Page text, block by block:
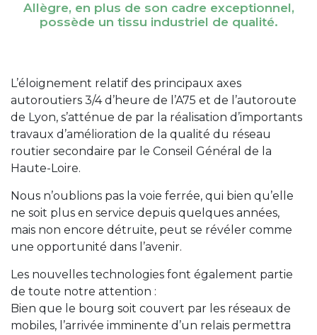
Allègre, en plus de son cadre exceptionnel,
possède un tissu industriel de qualité.
L’éloignement relatif des principaux axes
autoroutiers 3/4 d’heure de l’A75 et de l’autoroute
de Lyon, s’atténue de par la réalisation d’importants
travaux d’amélioration de la qualité du réseau
routier secondaire par le Conseil Général de la
Haute-Loire.
Nous n’oublions pas la voie ferrée, qui bien qu’elle
ne soit plus en service depuis quelques années,
mais non encore détruite, peut se révéler comme
une opportunité dans l’avenir.
Les nouvelles technologies font également partie
de toute notre attention :
Bien que le bourg soit couvert par les réseaux de
mobiles, l’arrivée imminente d’un relais permettra